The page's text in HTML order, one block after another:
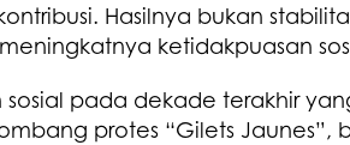
Hasilnya bukan
ketidakpuasan
pada dekade terakhir
protes “Gilets Jaunes”,